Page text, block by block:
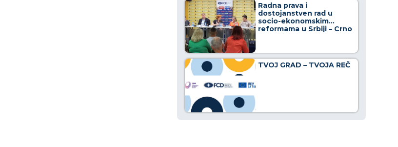
Radna prava i
dostojanstven rad u
socio-ekonomskim
reformama u Srbiji – Crno
TVOJ GRAD – TVOJA REČ